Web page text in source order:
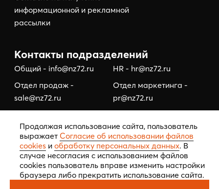
информационной и рекламной
рассылки
Контакты подразделений
Общий - info@nz72.ru
HR - hr@nz72.ru
Отдел продаж -
sale@nz72.ru
Отдел маркетинга -
pr@nz72.ru
недвижимости -
business@nz72.ru
подрядчиками/
тендерный отдел -
tehzakaz@nz72.ru
Продолжая использование сайта, пользователь
выражает Согласие об использовании файлов
cookies и обработку персональных данных. В
случае несогласия с использованием файлов
cookies пользователь вправе изменить настройки
браузера либо прекратить использование сайта.